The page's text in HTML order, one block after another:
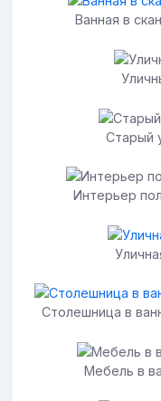
Ванная в
Старый
Интерьер
Столешница в
Мебель в